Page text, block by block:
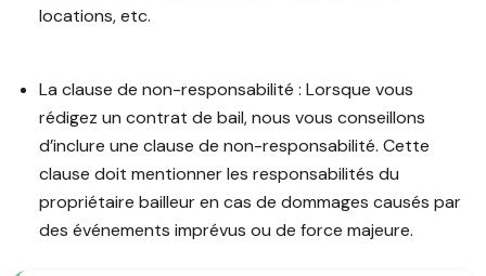
locations, etc.
La clause de non-responsabilité : Lorsque vous
rédigez un contrat de bail, nous vous conseillons
d’inclure une clause de non-responsabilité. Cette
clause doit mentionner les responsabilités du
propriétaire bailleur en cas de dommages causés par
des événements imprévus ou de force majeure.